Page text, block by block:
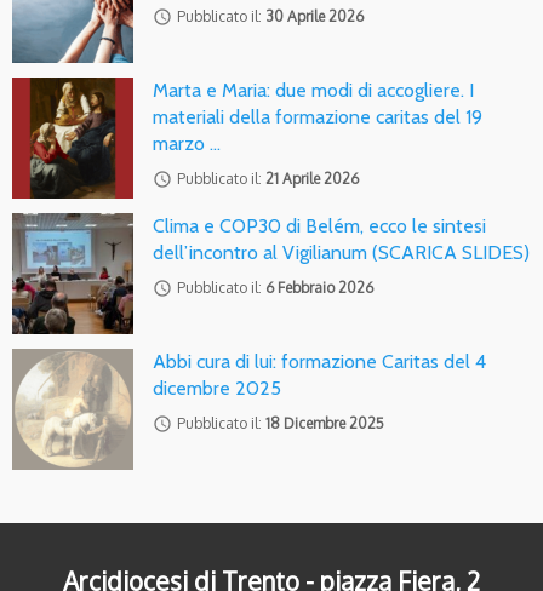
access_time Pubblicato il: 30 Aprile 2026
Marta e Maria: due modi di accogliere. I
materiali della formazione caritas del 19
marzo …
access_time Pubblicato il: 21 Aprile 2026
Clima e COP30 di Belém, ecco le sintesi
dell’incontro al Vigilianum (SCARICA SLIDES)
access_time Pubblicato il: 6 Febbraio 2026
Abbi cura di lui: formazione Caritas del 4
dicembre 2025
access_time Pubblicato il: 18 Dicembre 2025
Arcidiocesi di Trento - piazza Fiera, 2